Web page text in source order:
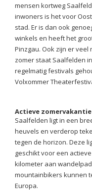
mensen kortweg
inwoners is het voor
stad. Er is dan ook
winkels en heeft het
Pinzgau. Ook zijn er
zomer staat Saalfelden
regelmatig festivals
Volxommer
Actieve
Saalfelden ligt in een
heuvels en verderop
tegen de horizon. Deze
geschikt voor een
kilometer aan
mountainbikers kunnen
Europa.